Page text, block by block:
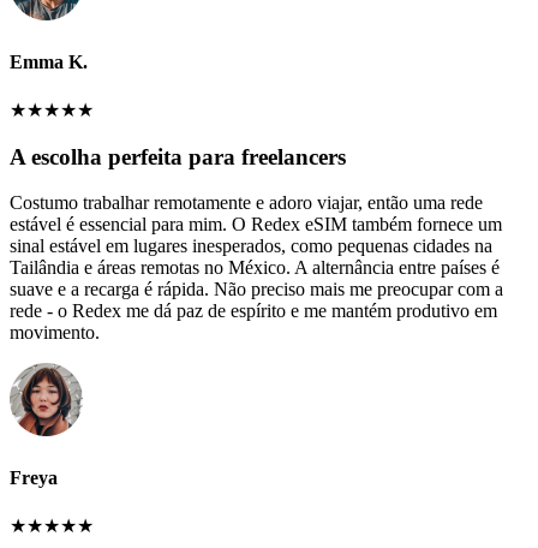
Emma K.
★★★★★
A escolha perfeita para freelancers
Costumo trabalhar remotamente e adoro viajar, então uma rede
estável é essencial para mim. O Redex eSIM também fornece um
sinal estável em lugares inesperados, como pequenas cidades na
Tailândia e áreas remotas no México. A alternância entre países é
suave e a recarga é rápida. Não preciso mais me preocupar com a
rede - o Redex me dá paz de espírito e me mantém produtivo em
movimento.
Freya
★★★★★